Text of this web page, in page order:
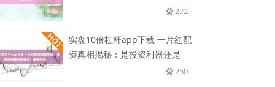
272
实盘10倍杠杆app下载 一片红配
资真相揭秘：是投资利器还是
250